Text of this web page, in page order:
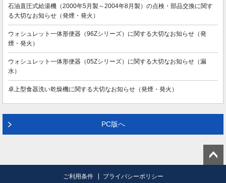
石油直圧式給湯機（2000年5月製～2004年8月製）の点検・部品交換に関す
る大切なお知らせ（発煙・発火）
ウォシュレット一体形便器（96Zシリーズ）に関する大切なお知らせ（発
煙・発火）
ウォシュレット一体形便器（05Zシリーズ）に関する大切なお知らせ（漏
水）
卓上型食器洗い乾燥機に関する大切なお知らせ（発煙・発火）
PC版へ
ご利用条件 プライバシーポリシー